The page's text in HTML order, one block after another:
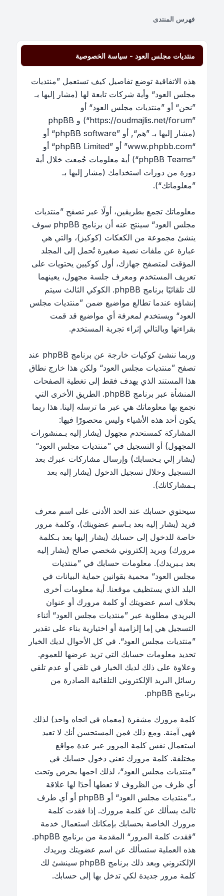
فهرس المنتدى
منتديات مجلس العود - سياسة الخصوصية
هذه الاتفاقية توضع تفاصيل كيف تستعمل ”منتديات
مجلس العود“ وأية شركات تابعة لها (مشار إليها بـ
”نحن“ أو ”منتديات مجلس العود“ أو
”https://oudmajlis.net/forum“) و phpBB
(مشار إليها بـ ”هم“, أو ”phpBB software“ أو
“www.phpbb.com” أو ”phpBB Limited“ أو
”phpBB Teams“) أية معلومات جُمعت خلال أية
دورة من دورات استخدامك (مشار إليها بـ
”معلوماتك“).
معلوماتك تجمع بطريقين، أولًا عبر تصفح ”منتديات
مجلس العود“ سينتج عنه أن برنامج phpBB سوف
ينشئ مجموعة من الكعكات (كوكيز)، والتي هي
عبارة عن ملفات نصية صغيرة تُحمل إلى المجلد
المؤقت لمتصفح جهازك، أول كوكيين يحتويات على
تعريف المستخدم ومعرف جلسة مجهول، يعينهما
لك تلقائيًا برنامج phpBB. الكوكي الثالث سيتم
إنشاؤه عندما تطالع مواضيع ضمن ”منتديات مجلس
العود“ ويستخدم لمعرفة أي مواضيع قد قمت
بقراءتها وبالتالي إثراء تجربة المستخدم.
وربما ننشئ كوكيات خارجة عن برنامج phpBB عند
تصفح ”منتديات مجلس العود“ ولكن هذا خارج نطاق
هذا المستند الذي يهدف فقط إلى تغطية الصفحات
المنشأة عبر برنامج phpBB. الطريق الأخرى التي
نجمع بها معلوماتك هي عبر ما ترسله إلينا. هذا ربما
يكون أحد هذه الأشياء وليس محصورًا فيها:
المشاركة كمستحدم مجهول (يشار إليه بـمنشورات
المجهول) أو التسجيل في ”منتديات مجلس العود“
(يشار إلي بـحسابك) وإرسال مشاركات عبرك بعد
التسجيل وخلال تسجيل الدخول (يشار إليه بعد
بـمشاركاتك).
سيحتوي حسابك عند الحد الأدنى على اسم معرف
فريد (يشار إليه بعد بـاسم عضويتك)، وكلمة مرور
خاصة للدخول إلى حسابك (يشار إليها بعد بـكلمة
مرورك) وبريد إلكتروني شخصي صالح (يشار إليه
بعد بـبريدك). معلومات حسابك في ”منتديات
مجلس العود“ محمية بقوانين حماية البيانات في
البلد الذي يستظيف موقعنا. أية معلومات أخرى
بخلاف اسم عضويتك أو كلمة مرورك أو عنوان
البريدي مطلوبة عبر ”منتديات مجلس العود“ أثناء
التسجيل هي إما إلزامية أو اختيارية بناء على تقدير
”منتديات مجلس العود“. في كل الأحوال لديك الخيار
تحديد معلومات حسابك التي تريد عرضها للعموم.
وعلاوة على ذلك لديك الخيار في تلقي أو عدم تلقي
رسائل البريد الإلكتروني التلقائية الصادرة من
برنامج phpBB.
كلمة مرورك مشفرة (معماه في اتجاه واحد) لذلك
فهي آمنة. ومع ذلك فمن المستحسن أنك لا تعيد
استعمال نفس كلمة المرور عبر عدة مواقع
مختلفة. كلمة مرورك تعني دخول حسابك في
”منتديات مجلس العود“، لذلك احمها بحرص وتحت
أي ظرف من الظروف لا تعطها أحدًا لها علاقة
بـ”منتديات مجلس العود“ أو phpBB أو أي طرف
ثالث يسألك عن كلمة مرورك. إذا فقدت كلمة
مرورك الخاصة بحسابك بإمكانك استعمال خدمة
”فقدت كلمة المرور“ المقدمة من برنامج phpBB.
هذه العملية ستسألك عن اسم عضويتك وبريدك
الإلكتروني وبعد ذلك برنامج phpBB سينشئ لك
كلمة مرور جديدة لكي تدخل بها إلى حسابك.